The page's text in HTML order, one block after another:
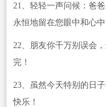
21、轻轻一声问候：爸
永恒地留在您眼中和心中
22、朋友你千万别误会
完！
23、虽然今天特别的日
快乐！